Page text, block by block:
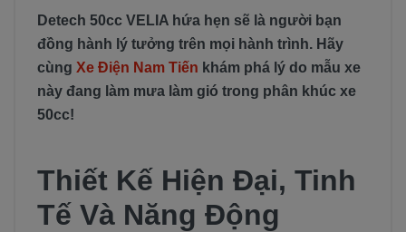
Detech 50cc VELIA hứa hẹn sẽ là người bạn
đồng hành lý tưởng trên mọi hành trình. Hãy
cùng Xe Điện Nam Tiến khám phá lý do mẫu xe
này đang làm mưa làm gió trong phân khúc xe
50cc!
Thiết Kế Hiện Đại, Tinh
Tế Và Năng Động